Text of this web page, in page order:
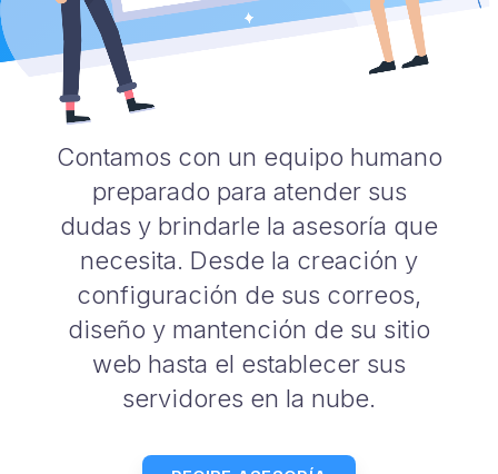
Contamos con un equipo humano
preparado para atender sus
dudas y brindarle la asesoría que
necesita. Desde la creación y
configuración de sus correos,
diseño y mantención de su sitio
web hasta el establecer sus
servidores en la nube.